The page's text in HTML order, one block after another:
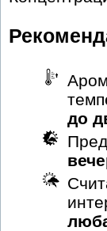
до